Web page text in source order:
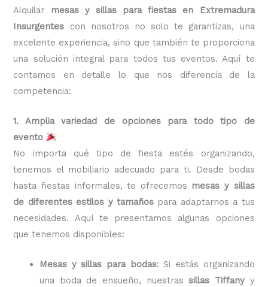
Alquilar
mesas y sillas para fiestas en Extremadura
Insurgentes con nosotros no solo te garantizas, una
excelente experiencia, sino que también te proporciona
una solución integral para todos tus eventos. Aquí te
contamos en detalle lo que nos diferencia de la
competencia:
1. Amplia variedad de opciones para todo tipo de
evento
No importa qué tipo de fiesta estés organizando,
tenemos el mobiliario adecuado para ti. Desde bodas
hasta fiestas informales, te ofrecemos mesas y sillas
de diferentes estilos y tamaños para adaptarnos a tus
necesidades. Aquí te presentamos algunas opciones
que tenemos disponibles:
Mesas y sillas para bodas: Si estás organizando
una boda de ensueño, nuestrassillas Tiffanyy